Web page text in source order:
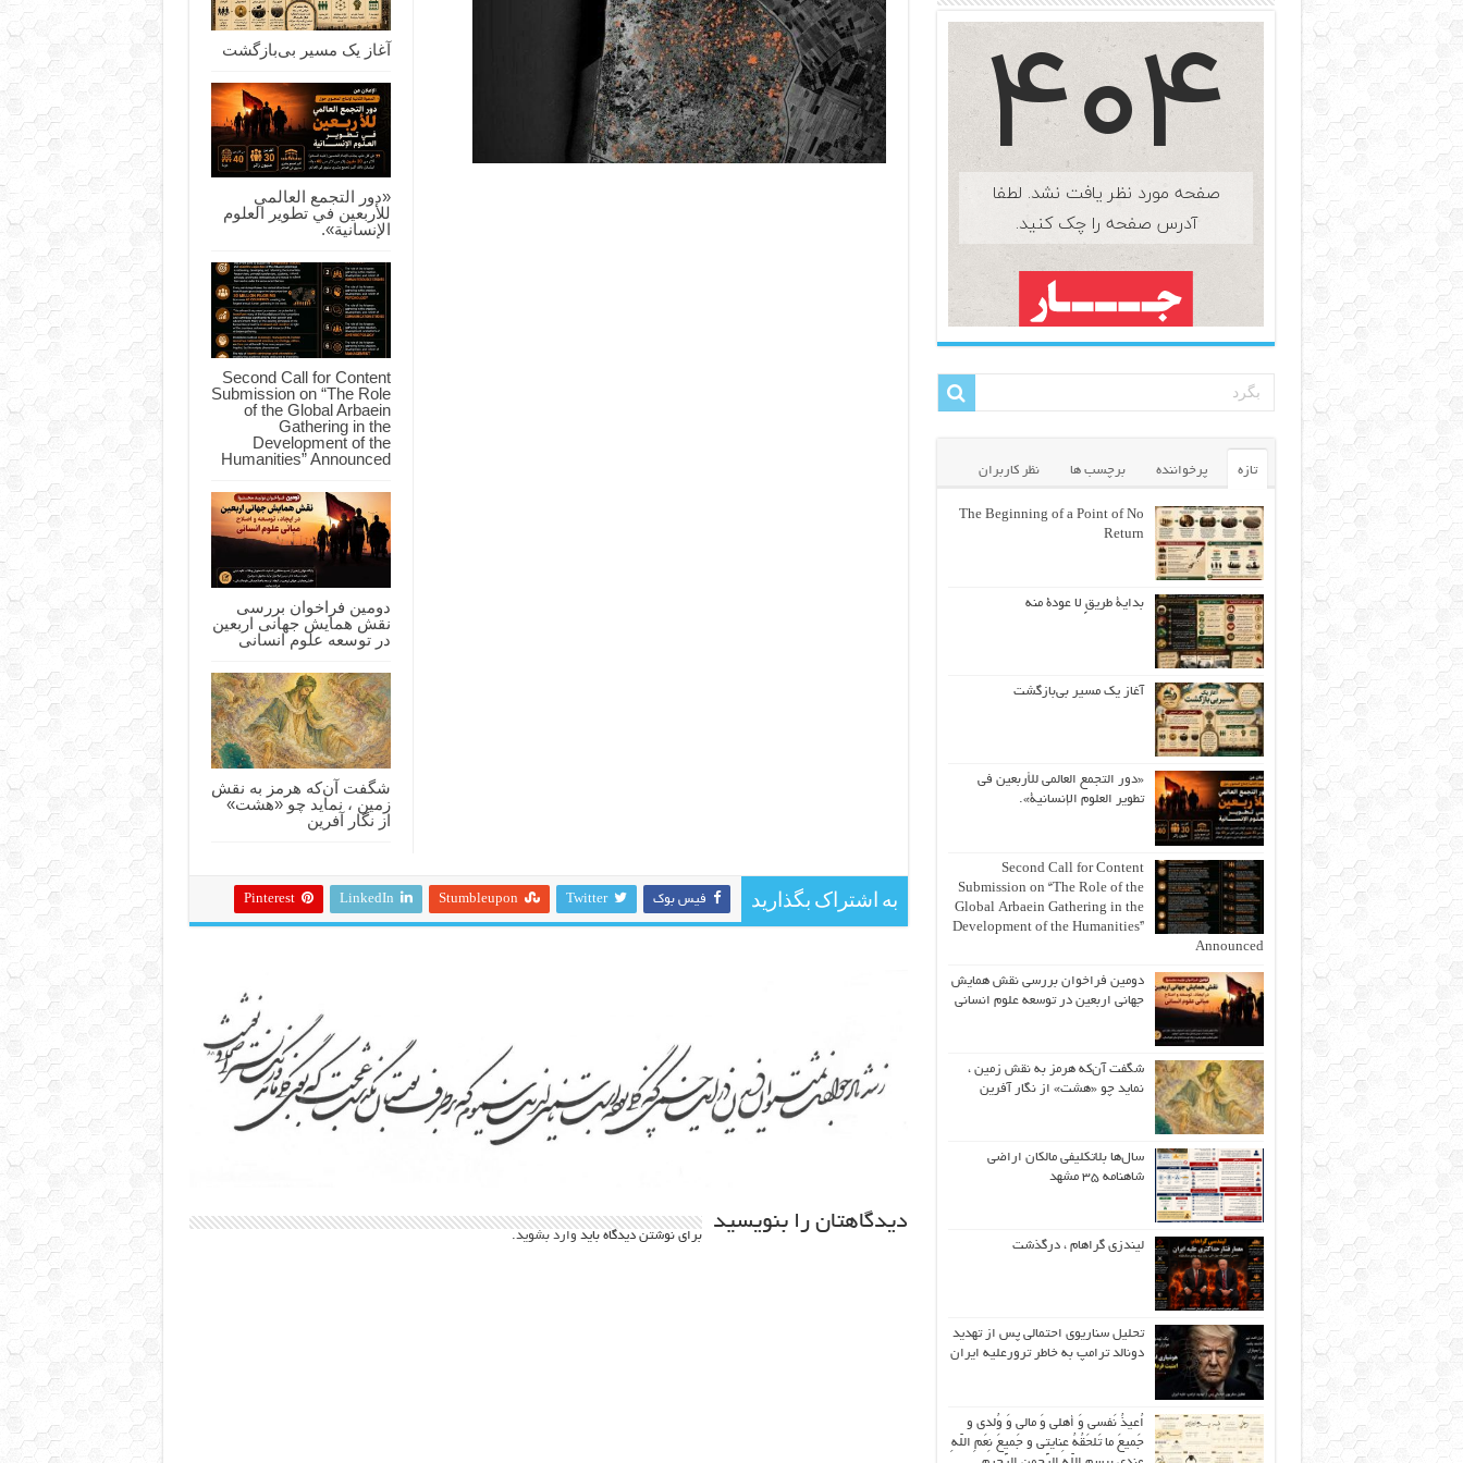
آغاز یک مسیر بی‌بازگشت
«دور التجمع العالمي
للأربعين في تطوير العلوم
الإنسانية».
Second Call for Content
Submission on “The Role
of the Global Arbaein
Gathering in the
Development of the
Humanities” Announced
دومین فراخوان بررسی
نقش همایش جهانی اربعین
در توسعه علوم انسانی
شگفت آن‌که هرمز به نقش
زمین ، نماید چو «هشت»
از نگار آفرین
به اشتراک بگذارید فیس بوک Twitter
Stumbleupon
LinkedIn
Pinterest
دیدگاهتان را بنویسید
برای نوشتن دیدگاه باید وارد بشوید.
تازه پرخواننده برچسب ها نظر کاربران
The Beginning of a Point of No
Return
بداية طريقٍ لا عودة منه
آغاز یک مسیر بی‌بازگشت
«دور التجمع العالمي للأربعين في
تطوير العلوم الإنسانية».
Second Call for Content
Submission on “The Role of the
Global Arbaein Gathering in the
Development of the Humanities”
Announced
دومین فراخوان بررسی نقش همایش
جهانی اربعین در توسعه علوم انسانی
شگفت آن‌که هرمز به نقش زمین ،
نماید چو «هشت» از نگار آفرین
سال‌ها بلاتکلیفی مالکان اراضی
شاهنامه ۳۵ مشهد
لیندزی گراهام ، درگذشت
تحلیل سناریوی احتمالی پس از تهدید
دونالد ترامپ به خاطر ترورعلیه ایران
اُعیذُ نَفسی وَ أهلی وَ مالی وَ وُلدی و
جَمیعَ ما تَلحَقُهُ عِنایتی و جَمیعَ نِعَمِ اللّهِ